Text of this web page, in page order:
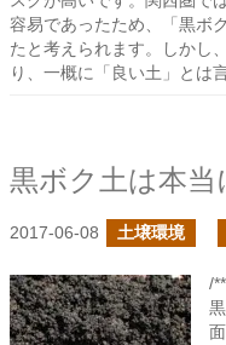
容易であったため、「黒ボ
たと考えられます。しかし
り、一概に「良い土」とは
黒ボク土は本
2017-06-08 土壌環境
/**